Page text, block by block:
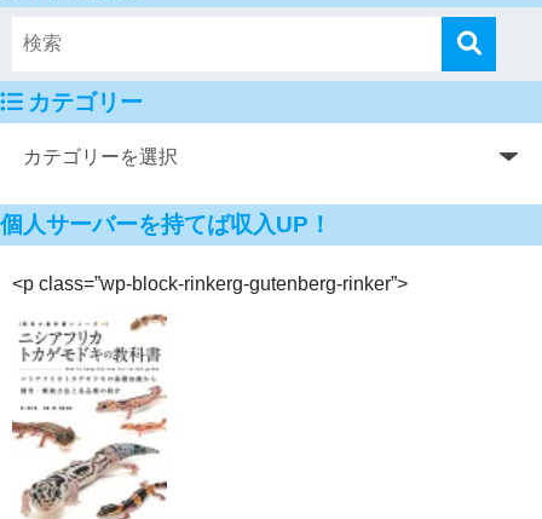
カテゴリー
個人サーバーを持てば収入UP！
<p class=”wp-block-rinkerg-gutenberg-rinker”>